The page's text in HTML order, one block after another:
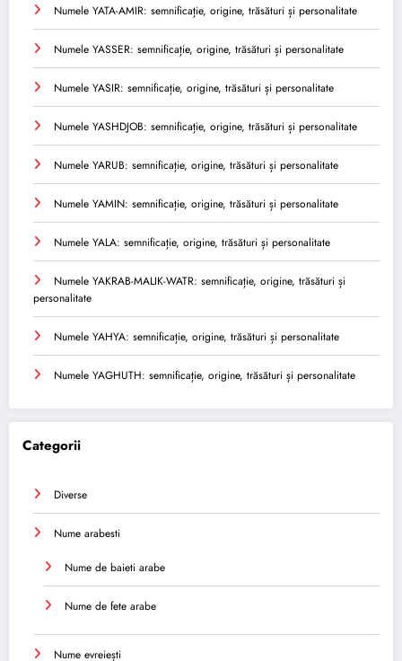
Numele YATA-AMIR: semnificație, origine, trăsături și personalitate
Numele YASSER: semnificație, origine, trăsături și personalitate
Numele YASIR: semnificație, origine, trăsături și personalitate
Numele YASHDJOB: semnificație, origine, trăsături și personalitate
Numele YARUB: semnificație, origine, trăsături și personalitate
Numele YAMIN: semnificație, origine, trăsături și personalitate
Numele YALA: semnificație, origine, trăsături și personalitate
Numele YAKRAB-MALIK-WATR: semnificație, origine, trăsături și
personalitate
Numele YAHYA: semnificație, origine, trăsături și personalitate
Numele YAGHUTH: semnificație, origine, trăsături și personalitate
Categorii
Diverse
Nume arabesti
Nume de baieti arabe
Nume de fete arabe
Nume evreiești